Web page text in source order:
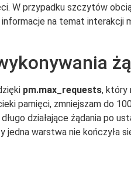
W przypadku szczytów
na temat
pm.max_requests, który
pamięci, zmniejszam do
działające żądania po
jedna warstwa nie kończyła